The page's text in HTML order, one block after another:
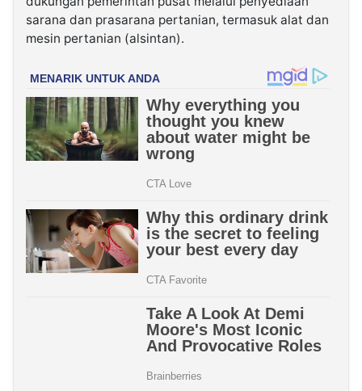
sarana dan prasarana pertanian, termasuk alat dan
mesin pertanian (alsintan).